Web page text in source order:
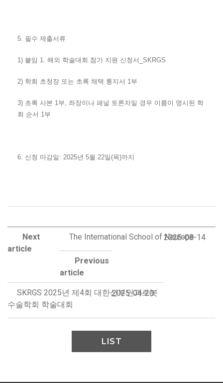
5. 필수 제출서류
1) 붙임 1. 해외 학술대회 참가 지원 신청서 _SKRGS
2) 학회 초청장 또는 초록 채택 통지서 1부
3) 초록 사본 1부, 좌장이나 패널 토론자일 경우 이름이 명시된 학
회 순서 1부
6. 신청 마감일 : 2025년 5월 22일(목)까지
Next
article
The International School of Neurope
2025-08-14
Previous
article
SKRGS 2025년 제4회 대한산부인과로봇
수술학회 학술대회
2025-04-20
LIST